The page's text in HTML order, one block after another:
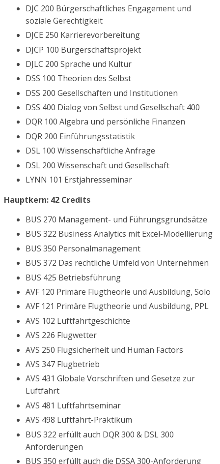
DJC 200 Bürgerschaftliches Engagement und
soziale Gerechtigkeit
DJCE 250 Karrierevorbereitung
DJCP 100 Bürgerschaftsprojekt
DJLC 200 Sprache und Kultur
DSS 100 Theorien des Selbst
DSS 200 Gesellschaften und Institutionen
DSS 400 Dialog von Selbst und Gesellschaft 400
DQR 100 Algebra und persönliche Finanzen
DQR 200 Einführungsstatistik
DSL 100 Wissenschaftliche Anfrage
DSL 200 Wissenschaft und Gesellschaft
LYNN 101 Erstjahresseminar
Hauptkern: 42 Credits
BUS 270 Management- und Führungsgrundsätze
BUS 322 Business Analytics mit Excel-Modellierung
BUS 350 Personalmanagement
BUS 372 Das rechtliche Umfeld von Unternehmen
BUS 425 Betriebsführung
AVF 120 Primäre Flugtheorie und Ausbildung, Solo
AVF 121 Primäre Flugtheorie und Ausbildung, PPL
AVS 102 Luftfahrtgeschichte
AVS 226 Flugwetter
AVS 250 Flugsicherheit und Human Factors
AVS 347 Flugbetrieb
AVS 431 Globale Vorschriften und Gesetze zur
Luftfahrt
AVS 481 Luftfahrtseminar
AVS 498 Luftfahrt-Praktikum
BUS 322 erfüllt auch DQR 300 & DSL 300
Anforderungen
BUS 350 erfüllt auch die DSSA 300-Anforderung